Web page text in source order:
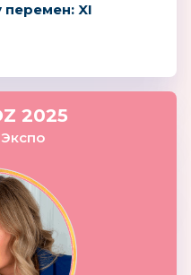
перемен: XI
2025